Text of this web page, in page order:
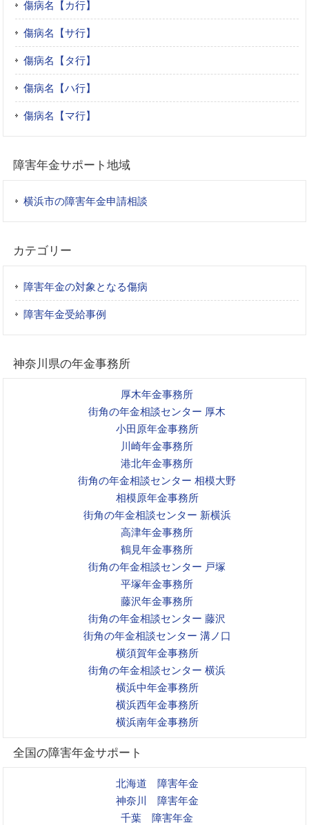
傷病名【カ行】
傷病名【サ行】
傷病名【タ行】
傷病名【ハ行】
傷病名【マ行】
障害年金サポート地域
横浜市の障害年金申請相談
カテゴリー
障害年金の対象となる傷病
障害年金受給事例
神奈川県の年金事務所
厚木年金事務所
街角の年金相談センター 厚木
小田原年金事務所
川崎年金事務所
港北年金事務所
街角の年金相談センター 相模大野
相模原年金事務所
街角の年金相談センター 新横浜
高津年金事務所
鶴見年金事務所
街角の年金相談センター 戸塚
平塚年金事務所
藤沢年金事務所
街角の年金相談センター 藤沢
街角の年金相談センター 溝ノ口
横須賀年金事務所
街角の年金相談センター 横浜
横浜中年金事務所
横浜西年金事務所
横浜南年金事務所
全国の障害年金サポート
北海道 障害年金
神奈川 障害年金
千葉 障害年金